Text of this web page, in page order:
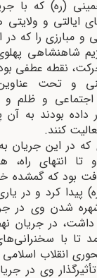
(ره) که با
ایالتی و ولایتی
و مبارزی را که در
شاهنشاهی
نقطه عطفی
و تحت
اجتماعی و ظلم
بودند به آن
کنند.
که در این جریان
انتهای راه،
بود که گمشده
پیدا کرد و در
‌شدن وی در
داشت، در جریان
تا با
انقلاب